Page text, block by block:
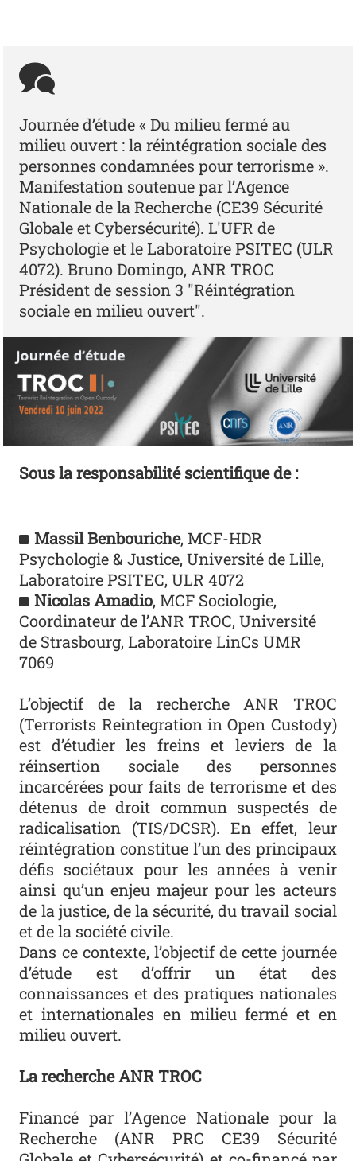
Journée d’étude « Du milieu fermé au
milieu ouvert : la réintégration sociale des
personnes condamnées pour terrorisme ».
Manifestation soutenue par l’Agence
Nationale de la Recherche (CE39 Sécurité
Globale et Cybersécurité). L'UFR de
Psychologie et le Laboratoire PSITEC (ULR
4072). Bruno Domingo, ANR TROC
Président de session 3 "Réintégration
sociale en milieu ouvert".
Sous la responsabilité scientifique de :
Massil Benbouriche, MCF-HDR
Psychologie & Justice, Université de Lille,
Laboratoire PSITEC, ULR 4072
Nicolas Amadio, MCF Sociologie,
Coordinateur de l’ANR TROC, Université
de Strasbourg, Laboratoire LinCs UMR
7069
L’objectif de la recherche ANR TROC
(Terrorists Reintegration in Open Custody)
est d’étudier les freins et leviers de la
réinsertion sociale des personnes
incarcérées pour faits de terrorisme et des
détenus de droit commun suspectés de
radicalisation (TIS/DCSR). En effet, leur
réintégration constitue l’un des principaux
défis sociétaux pour les années à venir
ainsi qu’un enjeu majeur pour les acteurs
de la justice, de la sécurité, du travail social
et de la société civile.
Dans ce contexte, l’objectif de cette journée
d’étude est d’offrir un état des
connaissances et des pratiques nationales
et internationales en milieu fermé et en
milieu ouvert.
La recherche ANR TROC
Financé par l’Agence Nationale pour la
Recherche (ANR PRC CE39 Sécurité